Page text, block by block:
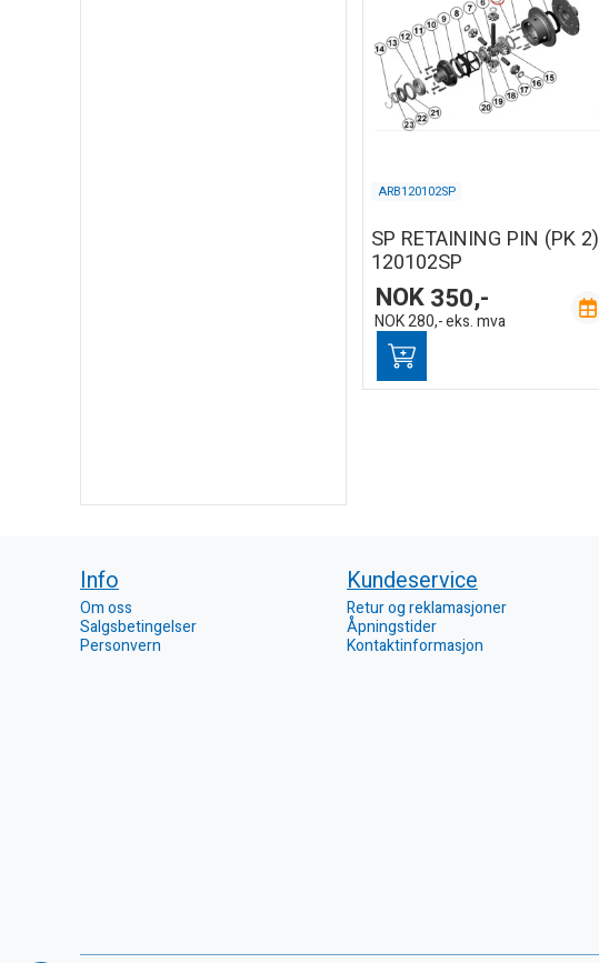
ARB120102SP
SP RETAINING PIN (PK 2)
120102SP
NOK350,-
NOK280,-eks. mva
Info
Om oss
Salgsbetingelser
Personvern
Kundeservice
Retur og reklamasjoner
Åpningstider
Kontaktinformasjon